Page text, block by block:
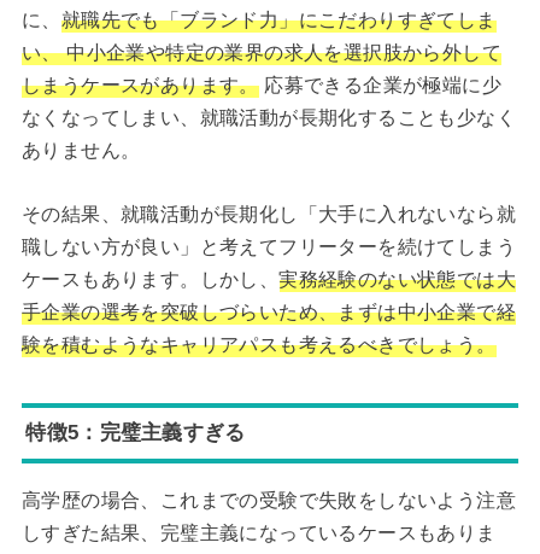
に、 就職先でも「ブランド力」にこだわりすぎてしま
い、 中小企業や特定の業界の求人を選択肢から外して
しまうケースがあります。応募できる企業が極端に少
なくなってしまい、就職活動が長期化することも少なく
ありません。
その結果、就職活動が長期化し「大手に入れないなら就
職しない方が良い」と考えてフリーターを続けてしまう
ケースもあります。しかし、実務経験のない状態では大
手企業の選考を突破しづらいため、まずは中小企業で経
験を積むようなキャリアパスも考えるべきでしょう。
特徴5：完璧主義すぎる
高学歴の場合、これまでの受験で失敗をしないよう注意
しすぎた結果、完璧主義になっているケースもありま